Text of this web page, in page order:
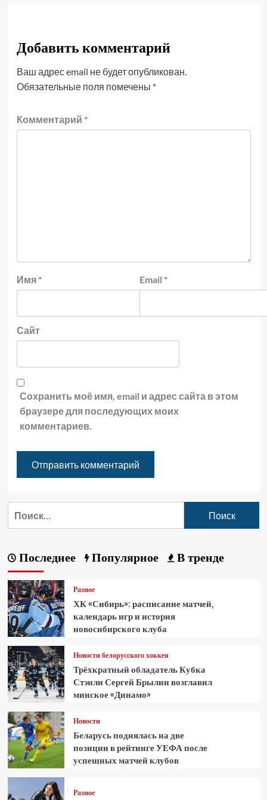
Добавить комментарий
Ваш адрес email не будет опубликован.
Обязательные поля помечены *
Комментарий *
Имя * Email *
Сайт
Сохранить моё имя, email и адрес сайта в этом
браузере для последующих моих
комментариев.
Последнее Популярное В тренде
Разное
ХК «Сибирь»: расписание матчей,
календарь игр и история
новосибирского клуба
Новости белорусского хоккея
Трёхкратный обладатель Кубка
Стэнли Сергей Брылин возглавил
минское «Динамо»
Новости
Беларусь поднялась на две
позиции в рейтинге УЕФА после
успешных матчей клубов
Разное